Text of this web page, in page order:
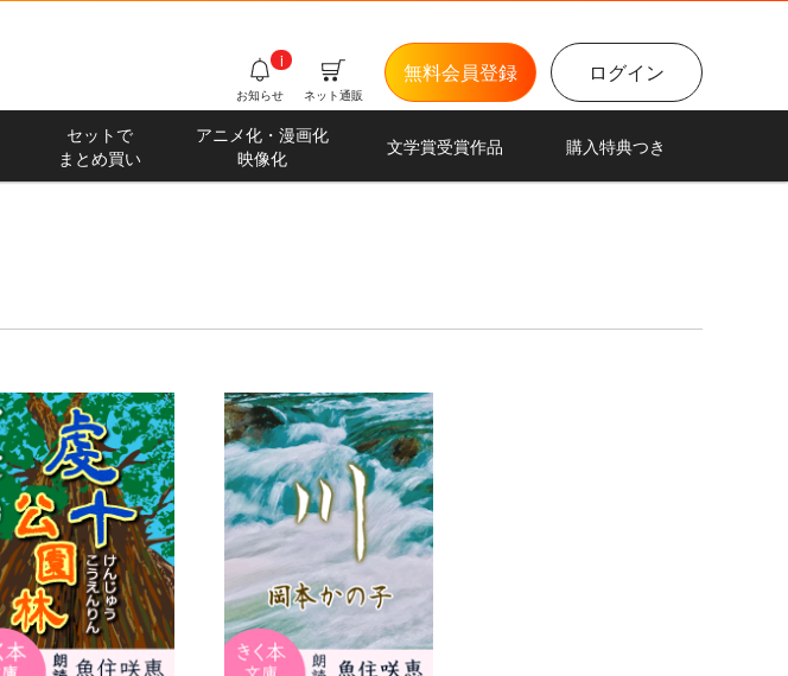
ログイン
無料会員登録
ネット通販
お知らせ
i
セットで
まとめ買い
アニメ化・漫画化
映像化
文学賞受賞作品 購入特典つき